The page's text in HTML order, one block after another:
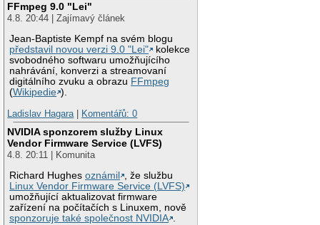
FFmpeg 9.0 "Lei"
4.8. 20:44 | Zajímavý článek
Jean-Baptiste Kempf na svém blogu
představil novou verzi 9.0 "Lei"
kolekce
svobodného softwaru umožňujícího
nahrávání, konverzi a streamovaní
digitálního zvuku a obrazu FFmpeg
(Wikipedie ).
Ladislav Hagara
Komentářů: 0
NVIDIA sponzorem služby Linux
Vendor Firmware Service (LVFS)
4.8. 20:11 | Komunita
Richard Hughesoznámil
, že službu
Linux Vendor Firmware Service (LVFS)
umožňující aktualizovat firmware
zařízení na počítačích s Linuxem, nově
sponzoruje také společnost NVIDIA .